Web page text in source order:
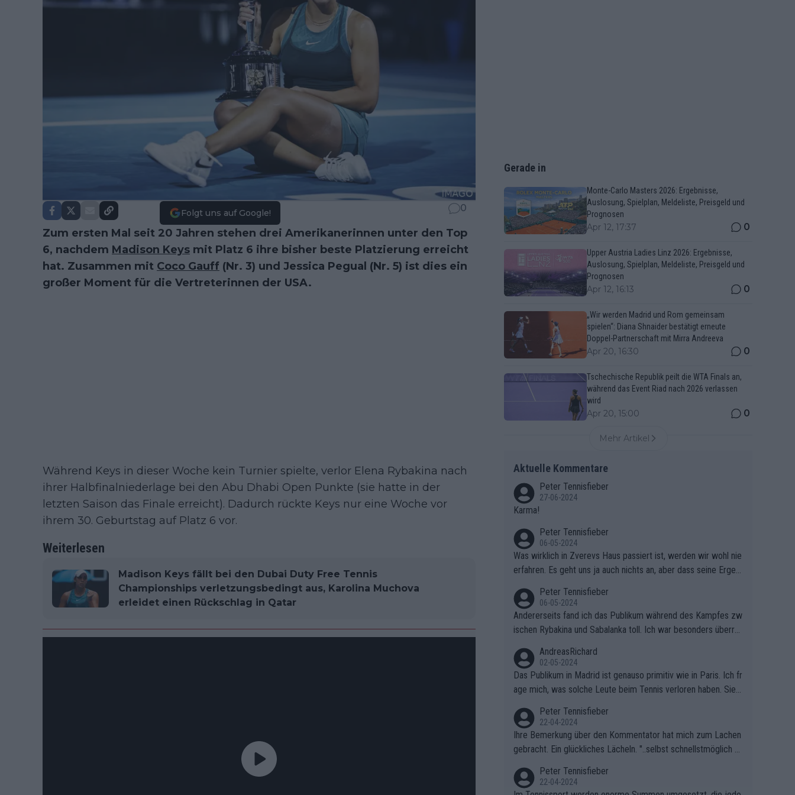
Folgt uns auf Google! 0
Zum ersten Mal seit 20 Jahren stehen drei Amerikanerinnen unter den Top
6, nachdem Madison Keys mit Platz 6 ihre bisher beste Platzierung erreicht
hat. Zusammen mit Coco Gauff (Nr. 3) und Jessica Pegual (Nr. 5) ist dies ein
großer Moment für die Vertreterinnen der USA.
Während Keys in dieser Woche kein Turnier spielte, verlor Elena Rybakina nach
ihrer Halbfinalniederlage bei den Abu Dhabi Open Punkte (sie hatte in der
letzten Saison das Finale erreicht). Dadurch rückte Keys nur eine Woche vor
ihrem 30. Geburtstag auf Platz 6 vor.
Weiterlesen
Madison Keys fällt bei den Dubai Duty Free Tennis
Championships verletzungsbedingt aus, Karolina Muchova
erleidet einen Rückschlag in Qatar
Gerade in
Monte-Carlo Masters 2026: Ergebnisse,
Auslosung, Spielplan, Meldeliste, Preisgeld und
Prognosen
Apr 12, 17:37 0
Upper Austria Ladies Linz 2026: Ergebnisse,
Auslosung, Spielplan, Meldeliste, Preisgeld und
Prognosen
Apr 12, 16:13 0
„Wir werden Madrid und Rom gemeinsam
spielen“: Diana Shnaider bestätigt erneute
Doppel-Partnerschaft mit Mirra Andreeva
Apr 20, 16:30 0
Tschechische Republik peilt die WTA Finals an,
während das Event Riad nach 2026 verlassen
wird
Apr 20, 15:00 0
Mehr Artikel
Aktuelle Kommentare
Peter Tennisfieber
27-06-2024
Karma!
Peter Tennisfieber
06-05-2024
Was wirklich in Zverevs Haus passiert ist, werden wir wohl nie
erfahren. Es geht uns ja auch nichts an, aber dass seine Ergeb
Peter Tennisfieber
06-05-2024
Andererseits fand ich das Publikum während des Kampfes zw
ischen Rybakina und Sabalanka toll. Ich war besonders überras
AndreasRichard
02-05-2024
Das Publikum in Madrid ist genauso primitiv wie in Paris. Ich fr
age mich, was solche Leute beim Tennis verloren haben. Sie s
ben.
Peter Tennisfieber
22-04-2024
Ihre Bemerkung über den Kommentator hat mich zum Lachen
gebracht. Ein glückliches Lächeln. "..selbst schnellstmöglich na
Peter Tennisfieber
22-04-2024